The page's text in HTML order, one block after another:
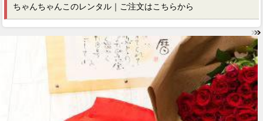
ちゃんちゃんこのレンタル｜ ご注文はこちらから